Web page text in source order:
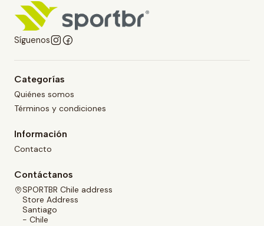
Síguenos
Categorías
Quiénes somos
Términos y condiciones
Información
Contacto
Contáctanos
SPORTBR Chile address
Store Address
Santiago
- Chile